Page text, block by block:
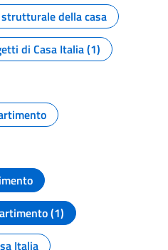
della casa
di Casa Italia (1)
(1)
Italia